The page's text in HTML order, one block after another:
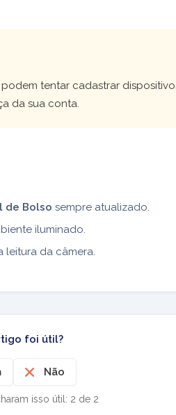
tentar cadastrar
da sua conta.
de Bolso sempre atualizado.
iluminado.
leitura da câmera.
foi útil?
Não
isso útil: 2 de 2